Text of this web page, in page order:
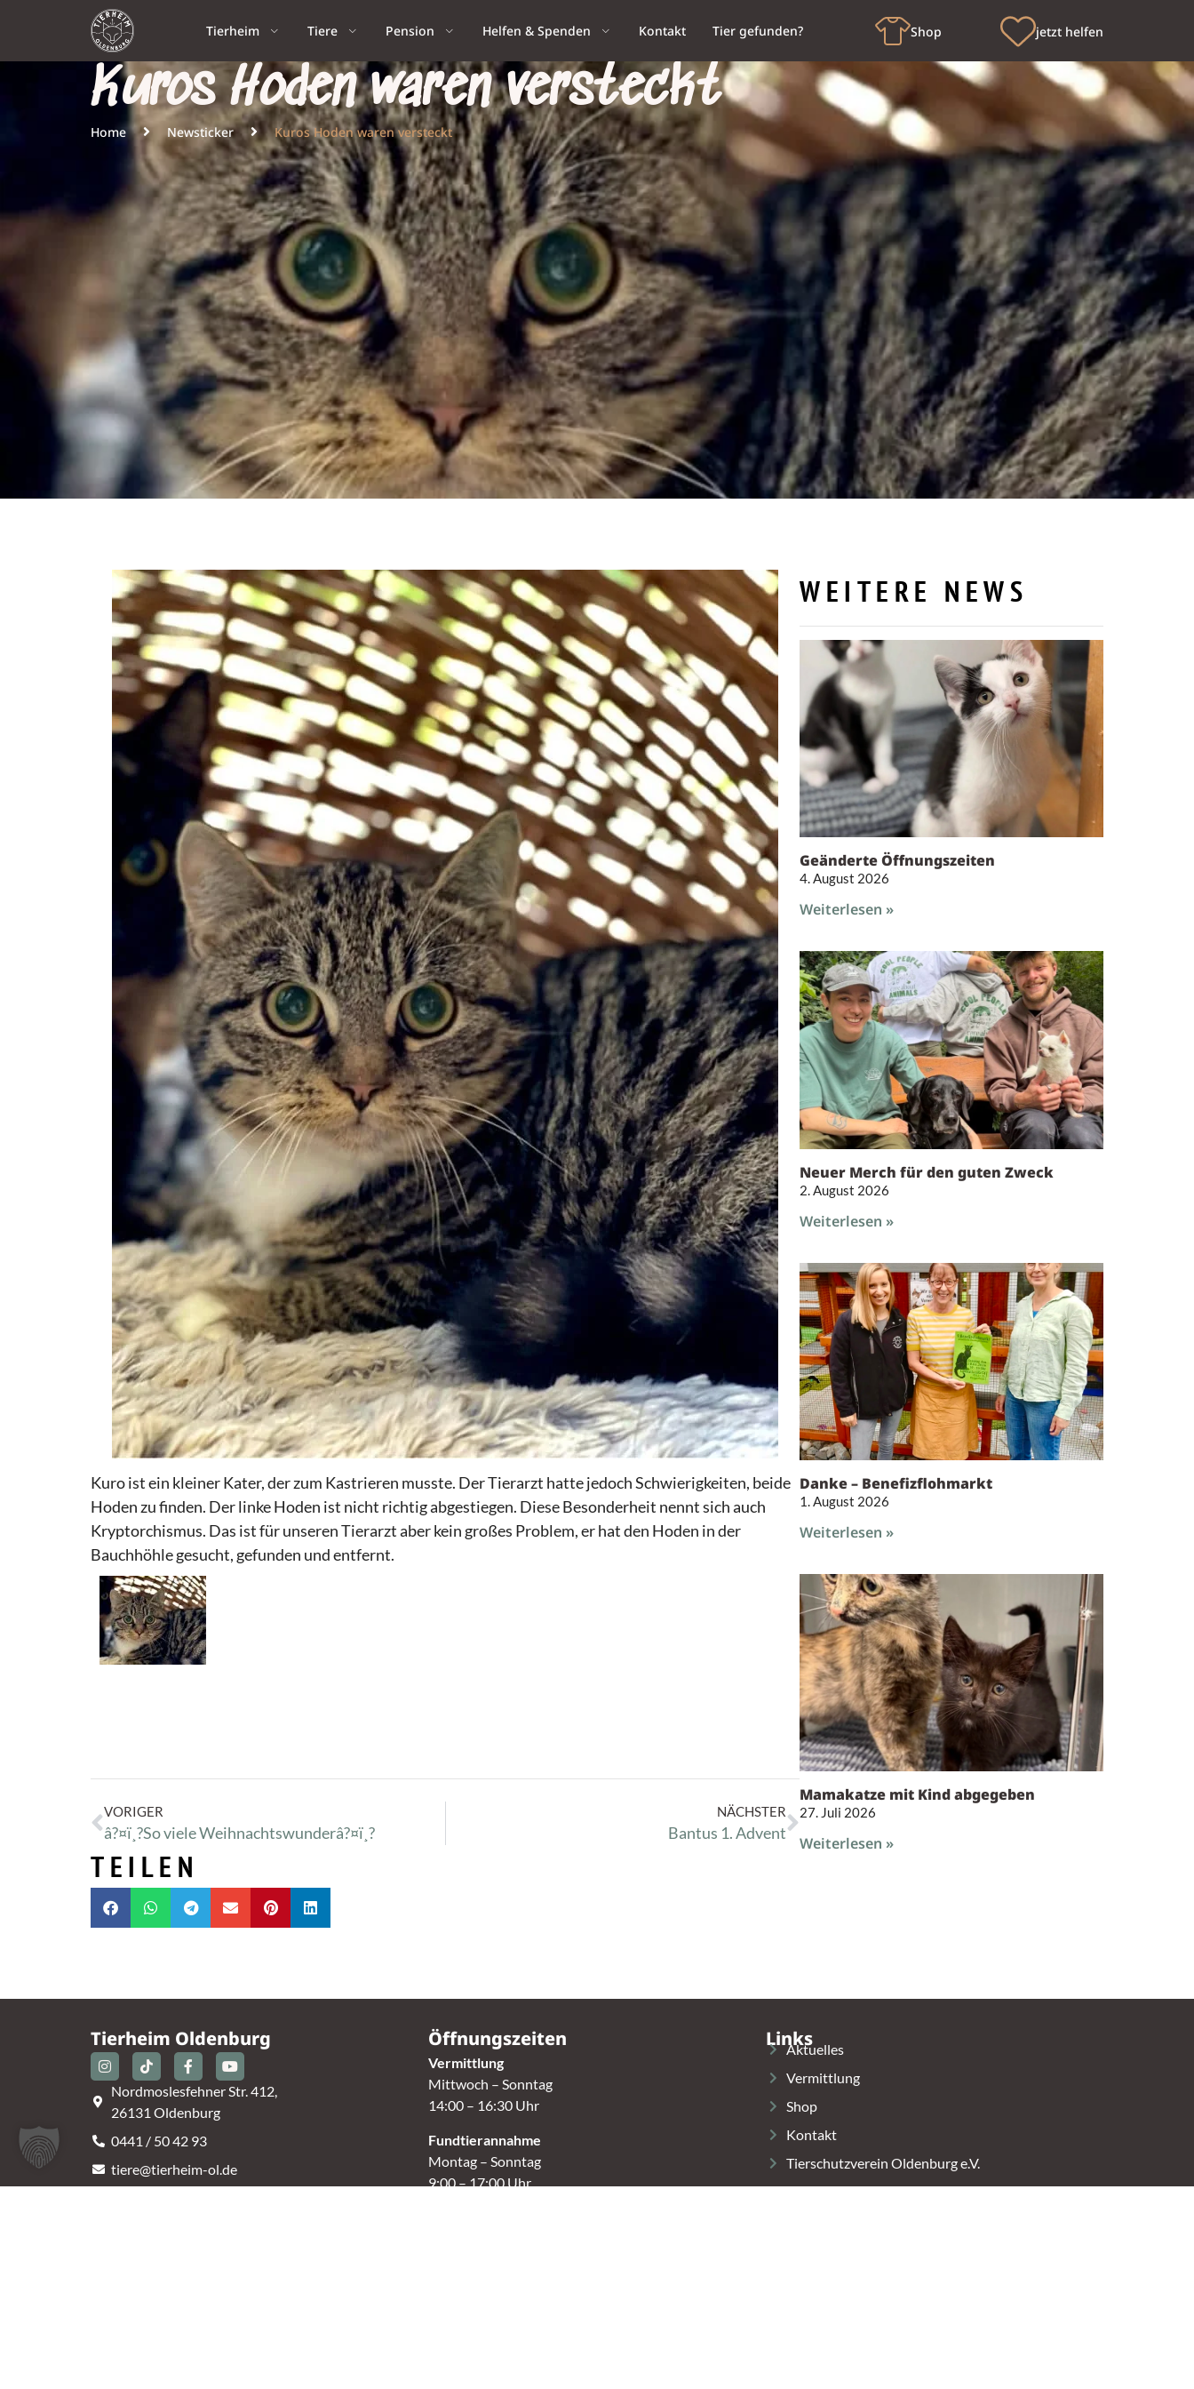
Tierheim Tiere Pension Helfen & Spenden Kontakt Tier gefunden? Shop jetzt helfen
Kuros Hoden waren versteckt
Home Newsticker Kuros Hoden waren versteckt
Kuroist ein kleinerKater, derzum Kastrieren musste. Der Tierarzt hatte jedochSchwierigkeiten, beide
Hoden zu finden. Der linke Hoden ist nicht richtig abgestiegen. Diese Besonderheit nennt sich auch
Kryptorchismus. Das ist für unseren Tierarzt aber kein großes Problem, er hat den Hoden in der
Bauchhöhle gesucht, gefunden und entfernt.
VORIGER
â?¤ï¸?So viele Weihnachtswunderâ?¤ï¸?
NÄCHSTER
Bantus 1. Advent
TEILEN
WEITERE NEWS
Geänderte Öffnungszeiten
4. August 2026
Weiterlesen »
Neuer Merch für den guten Zweck
2. August 2026
Weiterlesen »
Danke – Benefizflohmarkt
1. August 2026
Weiterlesen »
Mamakatze mit Kind abgegeben
27. Juli 2026
Weiterlesen »
Tierheim Oldenburg
Nordmoslesfehner Str. 412,
26131 Oldenburg
0441 / 50 42 93
tiere@tierheim-ol.de
Telefonzeiten:
Öffnungszeiten
Vermittlung
Mittwoch – Sonntag
14:00 – 16:30 Uhr
Fundtierannahme
Montag – Sonntag
9:00 – 17:00 Uhr
Links
Aktuelles
Vermittlung
Shop
Kontakt
Tierschutzverein Oldenburg e.V.